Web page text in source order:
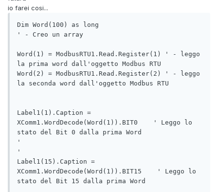
io farei cosi...
Dim Word(100) as long
' - Creo un array
Word(1) = ModbusRTU1.Read.Register(1) ' - leggo
la prima word dall'oggetto Modbus RTU
Word(2) = ModbusRTU1.Read.Register(2) ' - leggo
la seconda word dall'oggetto Modbus RTU
Label1(1).Caption =
XComm1.WordDecode(Word(1)).BIT0    ' Leggo lo
stato del Bit 0 dalla prima Word
'
'
Label1(15).Caption =
XComm1.WordDecode(Word(1)).BIT15    ' Leggo lo
stato del Bit 15 dalla prima Word